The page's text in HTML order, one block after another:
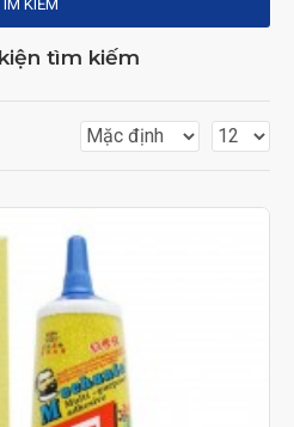
KIẾM
tìm kiếm